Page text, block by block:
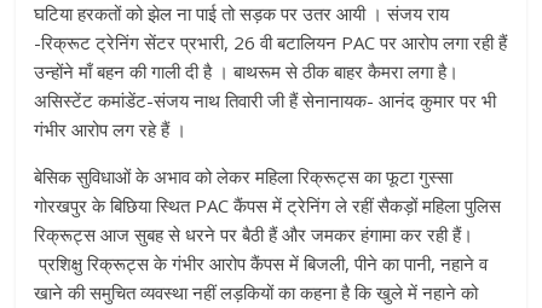
घटिया हरकतों को झेल ना पाई तो सड़क पर उतर आयी । संजय राय
-रिक्रूट ट्रेनिंग सेंटर प्रभारी, 26 वी बटालियन PAC पर आरोप लगा रही हैं
उन्होंने माँ बहन की गाली दी है । बाथरूम से ठीक बाहर कैमरा लगा है।
असिस्टेंट कमांडेंट-संजय नाथ तिवारी जी हैं सेनानायक- आनंद कुमार पर भी
गंभीर आरोप लग रहे हैं ।
बेसिक सुविधाओं के अभाव को लेकर महिला रिक्रूट्स का फूटा गुस्सा
गोरखपुर के बिछिया स्थित PAC कैंपस में ट्रेनिंग ले रहीं सैकड़ों महिला पुलिस
रिक्रूट्स आज सुबह से धरने पर बैठी हैं और जमकर हंगामा कर रही हैं।
प्रशिक्षु रिक्रूट्स के गंभीर आरोप कैंपस में बिजली, पीने का पानी, नहाने व
खाने की समुचित व्यवस्था नहीं लड़कियों का कहना है कि खुले में नहाने को